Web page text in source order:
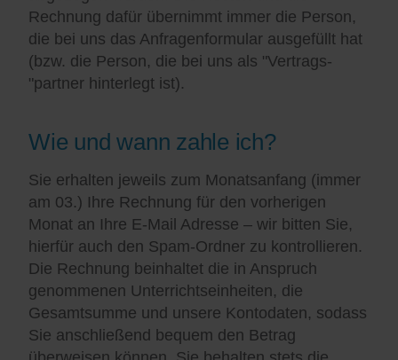
Rechnung dafür übernimmt immer die Person,
die bei uns das Anfragenformular ausgefüllt hat
(bzw. die Person, die bei uns als "Vertrags-
"partner hinterlegt ist).
Wie und wann zahle ich?
Sie erhalten jeweils zum Monatsanfang (immer
am 03.) Ihre Rechnung für den vorherigen
Monat an Ihre E-Mail Adresse – wir bitten Sie,
hierfür auch den Spam-Ordner zu kontrollieren.
Die Rechnung beinhaltet die in Anspruch
genommenen Unterrichtseinheiten, die
Gesamtsumme und unsere Kontodaten, sodass
Sie anschließend bequem den Betrag